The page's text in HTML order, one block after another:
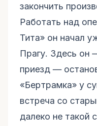
закончить
Работать над
Тита» он начал
Прагу. Здесь он
приезд —
«Бертрамка» у
встреча со
далеко не такой